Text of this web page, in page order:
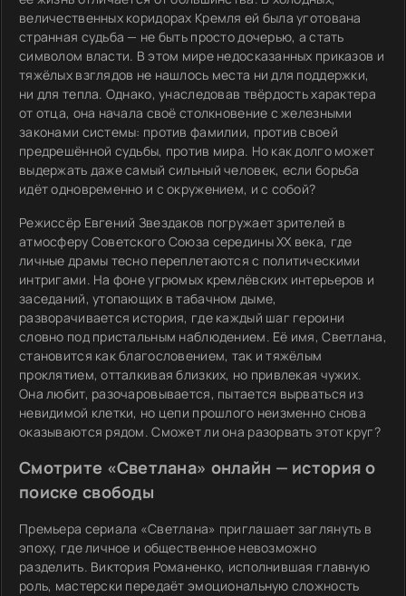
величественных коридорах Кремля ей была уготована
странная судьба — не быть просто дочерью, а стать
символом власти. В этом мире недосказанных приказов и
тяжёлых взглядов не нашлось места ни для поддержки,
ни для тепла. Однако, унаследовав твёрдость характера
от отца, она начала своё столкновение с железными
законами системы: против фамилии, против своей
предрешённой судьбы, против мира. Но как долго может
выдержать даже самый сильный человек, если борьба
идёт одновременно и с окружением, и с собой?
Режиссёр Евгений Звездаков погружает зрителей в
атмосферу Советского Союза середины XX века, где
личные драмы тесно переплетаются с политическими
интригами. На фоне угрюмых кремлёвских интерьеров и
заседаний, утопающих в табачном дыме,
разворачивается история, где каждый шаг героини
словно под пристальным наблюдением. Её имя, Светлана,
становится как благословением, так и тяжёлым
проклятием, отталкивая близких, но привлекая чужих.
Она любит, разочаровывается, пытается вырваться из
невидимой клетки, но цепи прошлого неизменно снова
оказываются рядом. Сможет ли она разорвать этот круг?
Смотрите «Светлана» онлайн — история о
поиске свободы
Премьера сериала «Светлана» приглашает заглянуть в
эпоху, где личное и общественное невозможно
разделить. Виктория Романенко, исполнившая главную
роль, мастерски передаёт эмоциональную сложность